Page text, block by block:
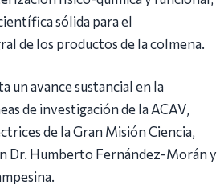
sólida para el
de los productos de la colmena.
un avance sustancial en la
de investigación de la ACAV,
de la Gran Misión Ciencia,
Dr. Humberto Fernández-Morán y